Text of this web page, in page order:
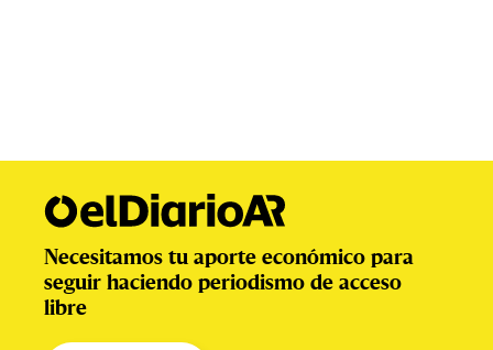
Necesitamos tu aporte económico para
seguir haciendo periodismo de acceso
libre